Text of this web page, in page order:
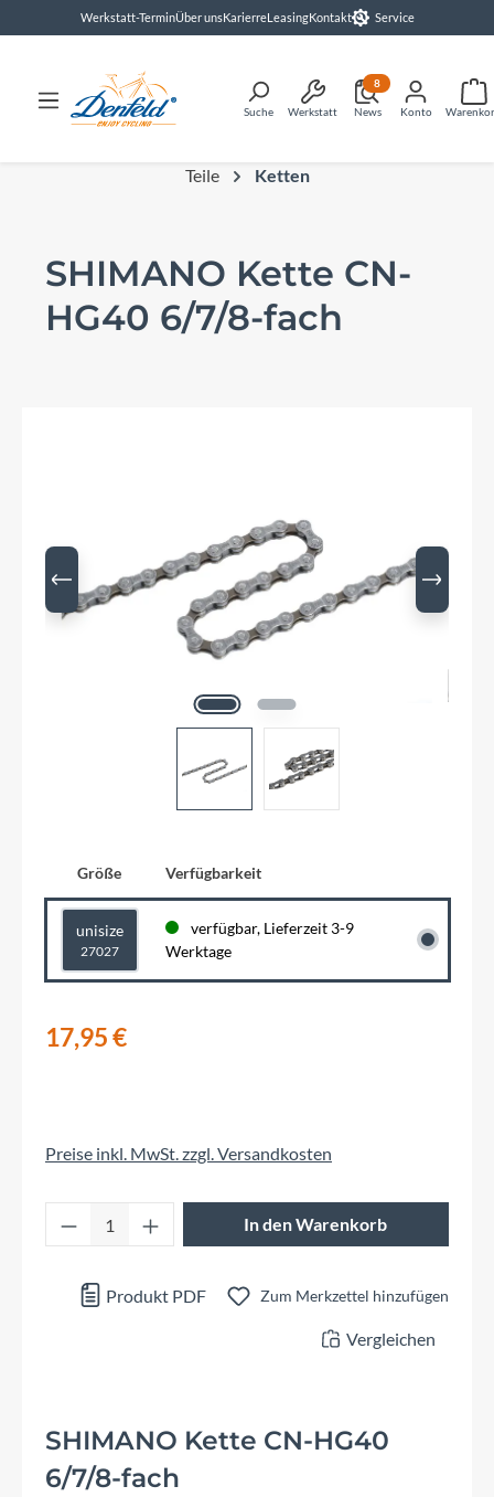
springenWerkstatt-TerminÜber unsKarierreLeasingKontakt Service
Suche Werkstatt News
8
Konto
Teile Ketten
SHIMANO Kette CN-
HG40 6/7/8-fach
Größe Verfügbarkeit
unisize
27027
verfügbar, Lieferzeit 3-9
Werktage
17,95 €
Preise inkl. MwSt. zzgl. Versandkosten
Produkt Anzahl: Gib den gewünschten
In den Warenkorb
Produkt PDF Zum Merkzettel hinzufügen
Vergleichen
SHIMANO Kette CN-HG40
6/7/8-fach